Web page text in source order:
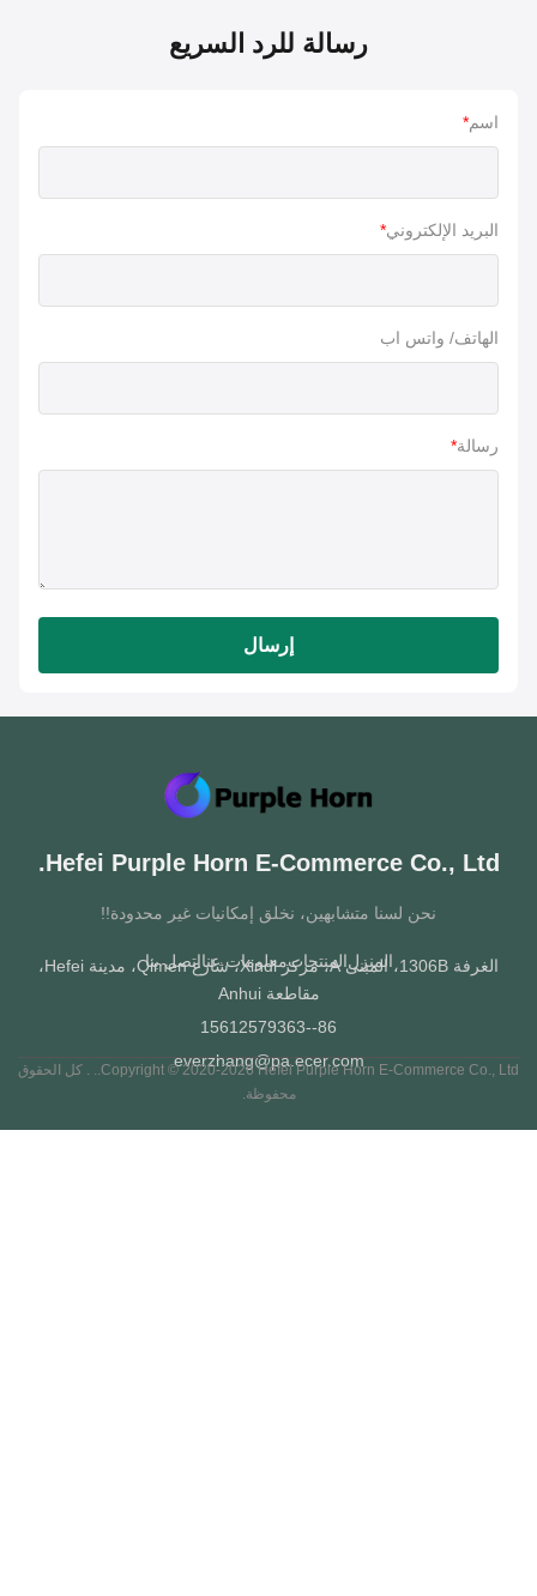
رسالة للرد السريع
البريد الإلكتروني*
الهاتف/ واتس اب
رسالة
إرسال
Hefei Purple Horn E-Commerce Co., Ltd.
نحن لسنا متشابهين، نخلق إمكانيات غير محدودة!!
المنزلالمنتجاتمعلومات عنااتصل بنا
الغرفة 1306B، المبنى A، مركز Xindi، شارع Qimen، مدينة Hefei،
مقاطعة Anhui
everzhang@pa.ecer.com
Copyright © 2020-2026 Hefei Purple Horn E-Commerce Co., Ltd.. . كل الحقوق
محفوظة.